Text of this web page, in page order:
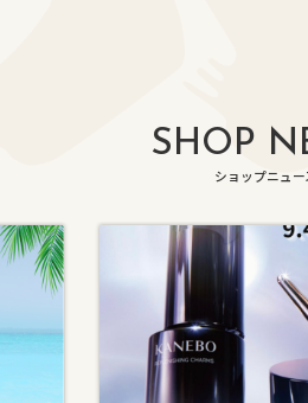
SHOP
ショップニュー